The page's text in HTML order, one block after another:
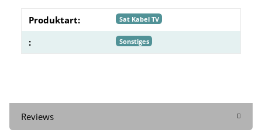
Produktart: Sat Kabel TV
: Sonstiges
Reviews